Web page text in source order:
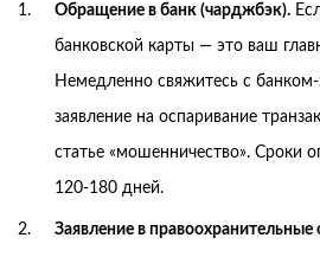
Обращение в банк (чарджбэк).
банковской карты — это ваш
Немедленно свяжитесь с
заявление на оспаривание
статье «мошенничество». Сроки
120-180 дней.
Заявление в правоохранительные